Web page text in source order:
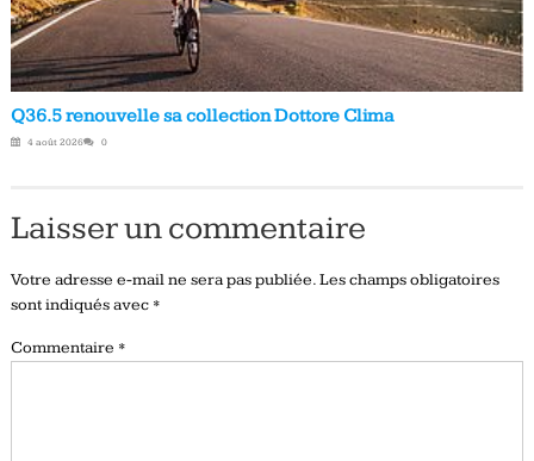
Q36.5 renouvelle sa collection Dottore Clima
4 août 2026 0
Laisser un commentaire
Votre adresse e-mail ne sera pas publiée.Les champs obligatoires
sont indiqués avec *
Commentaire *